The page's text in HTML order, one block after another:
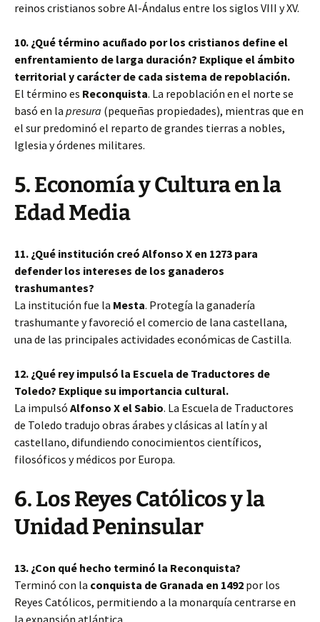
reinos cristianos sobre Al-Ándalus entre los siglos VIII y XV.
10. ¿Qué término acuñado por los cristianos define el
enfrentamiento de larga duración? Explique el ámbito
territorial y carácter de cada sistema de repoblación.
El término es Reconquista. La repoblación en el norte se
basó en la presura (pequeñas propiedades), mientras que en
el sur predominó el reparto de grandes tierras a nobles,
Iglesia y órdenes militares.
5. Economía y Cultura en la
Edad Media
11. ¿Qué institución creó Alfonso X en 1273 para
defender los intereses de los ganaderos
trashumantes?
La institución fue la Mesta. Protegía la ganadería
trashumante y favoreció el comercio de lana castellana,
una de las principales actividades económicas de Castilla.
12. ¿Qué rey impulsó la Escuela de Traductores de
Toledo? Explique su importancia cultural.
La impulsó Alfonso X el Sabio. La Escuela de Traductores
de Toledo tradujo obras árabes y clásicas al latín y al
castellano, difundiendo conocimientos científicos,
filosóficos y médicos por Europa.
6. Los Reyes Católicos y la
Unidad Peninsular
13. ¿Con qué hecho terminó la Reconquista?
Terminó con la conquista de Granada en 1492 por los
Reyes Católicos, permitiendo a la monarquía centrarse en
la expansión atlántica.